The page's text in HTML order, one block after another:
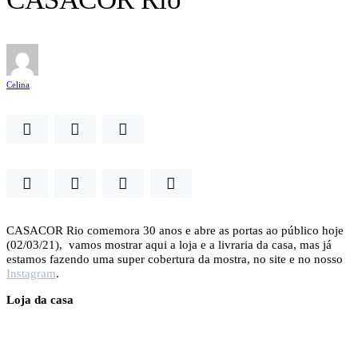
Celina
CASACOR Rio comemora 30 anos e abre as portas ao público hoje
(02/03/21), vamos mostrar aqui a loja e a livraria da casa, mas já
estamos fazendo uma super cobertura da mostra, no site e no nosso
Instagram.
Loja da casa